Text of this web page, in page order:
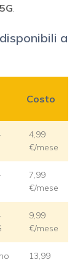
5G
a
Costo
4,99
€/mese
7,99
€/mese
9,99
€/mese
13,99